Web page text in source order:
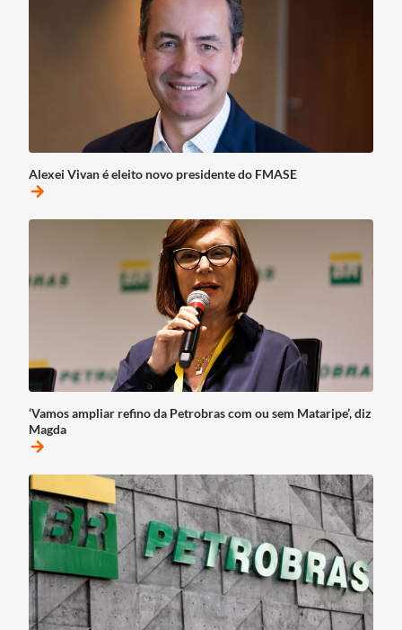
Alexei Vivan é eleito novo presidente do FMASE
arrow_forward
‘Vamos ampliar refino da Petrobras com ou sem Mataripe’, diz
Magda
arrow_forward